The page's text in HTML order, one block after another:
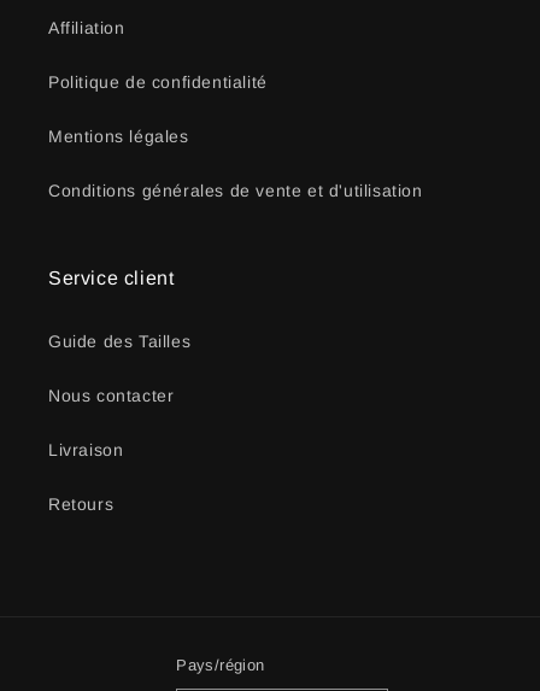
Affiliation
Politique de confidentialité
Mentions légales
Conditions générales de vente et d'utilisation
Service client
Guide des Tailles
Nous contacter
Livraison
Retours
Pays/région